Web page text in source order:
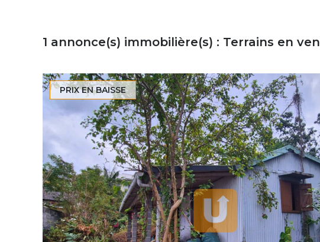
1 annonce(s) immobilière(s) : Terrains en
PRIX EN BAISSE